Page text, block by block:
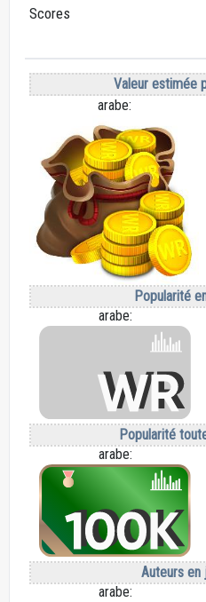
Scores
Valeur estimée
arabe:
Popularité
arabe:
Popularité
arabe:
Auteurs en
arabe: